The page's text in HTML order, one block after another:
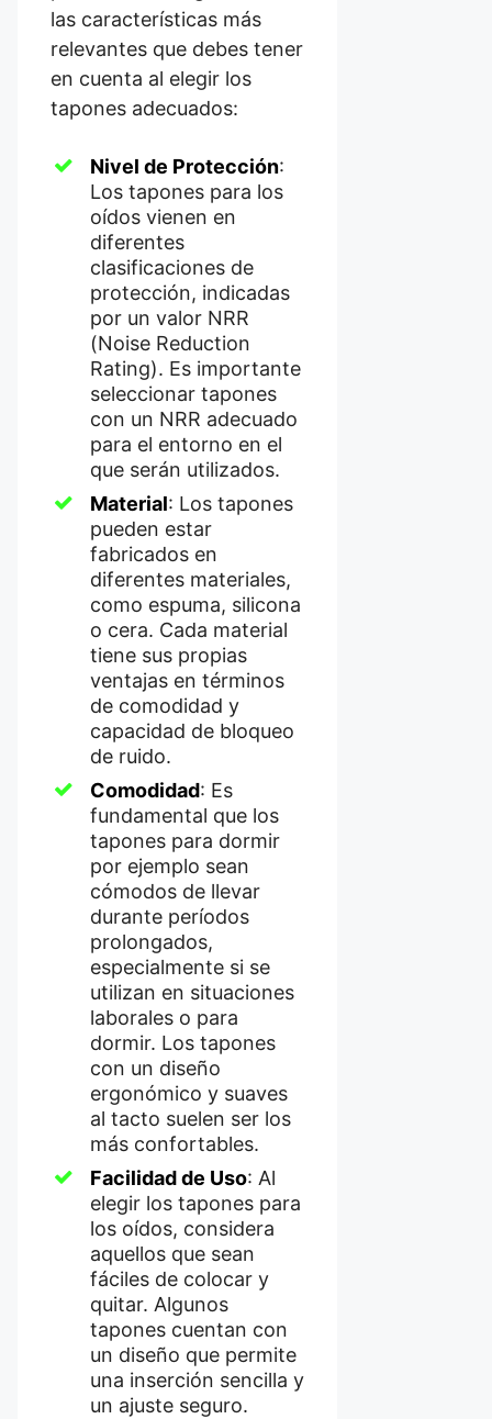
las características más
relevantes que debes tener
en cuenta al elegir los
tapones adecuados:
Nivel de Protección:
Los tapones para los
oídos vienen en
diferentes
clasificaciones de
protección, indicadas
por un valor NRR
(Noise Reduction
Rating). Es importante
seleccionar tapones
con un NRR adecuado
para el entorno en el
que serán utilizados.
Material: Los tapones
pueden estar
fabricados en
diferentes materiales,
como espuma, silicona
o cera. Cada material
tiene sus propias
ventajas en términos
de comodidad y
capacidad de bloqueo
de ruido.
Comodidad: Es
fundamental que los
tapones para dormir
por ejemplo sean
cómodos de llevar
durante períodos
prolongados,
especialmente si se
utilizan en situaciones
laborales o para
dormir. Los tapones
con un diseño
ergonómico y suaves
al tacto suelen ser los
más confortables.
Facilidad de Uso: Al
elegir los tapones para
los oídos, considera
aquellos que sean
fáciles de colocar y
quitar. Algunos
tapones cuentan con
un diseño que permite
una inserción sencilla y
un ajuste seguro.